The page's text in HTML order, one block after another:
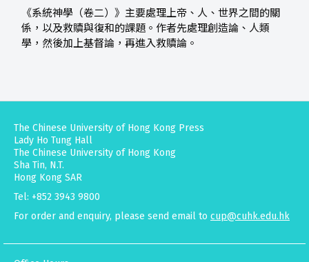
《系統神學（卷二）》主要處理上帝、人、世界之間的關
係，以及救贖與復和的課題。作者先處理創造論、人類
學，然後加上基督論，再進入救贖論。
The Chinese University of Hong Kong Press
Lady Ho Tung Hall
The Chinese University of Hong Kong
Sha Tin, N.T.
Hong Kong SAR
Tel: +852 3943 9800
For order and enquiry, please send email to cup@cuhk.edu.hk